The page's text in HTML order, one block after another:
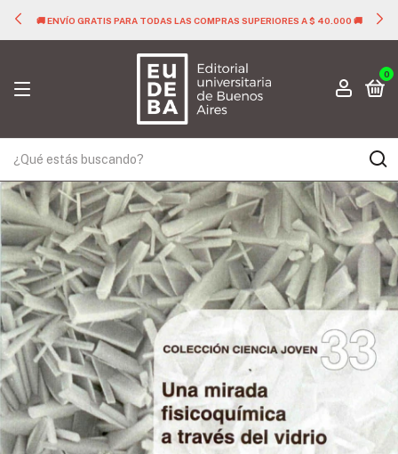
🚚 ENVÍO GRATIS PARA TODAS LAS COMPRAS SUPERIORES A $ 40.000 🚚
0